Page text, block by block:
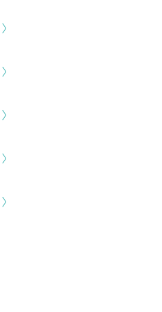
〉
〉
〉
〉
〉